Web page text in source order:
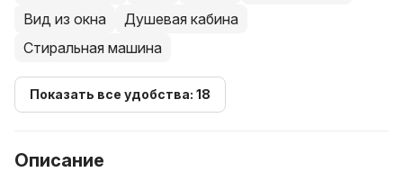
Вид из окна
Душевая кабина
Стиральная машина
Показать все удобства: 18
Описание